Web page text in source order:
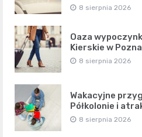
8 sierpnia 2026
Oaza
Kierskie w
8 sierpnia 2026
Wakacyjne
Półkolonie i
8 sierpnia 2026